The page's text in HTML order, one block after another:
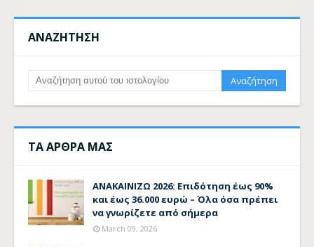
ΑΝΑΖΗΤΗΣΗ
ΤΑ ΑΡΘΡΑ ΜΑΣ
ΑΝΑΚΑΙΝΙΖΩ 2026: Επιδότηση έως 90%
και έως 36.000 ευρώ – Όλα όσα πρέπει
να γνωρίζετε από σήμερα
March 09, 2026